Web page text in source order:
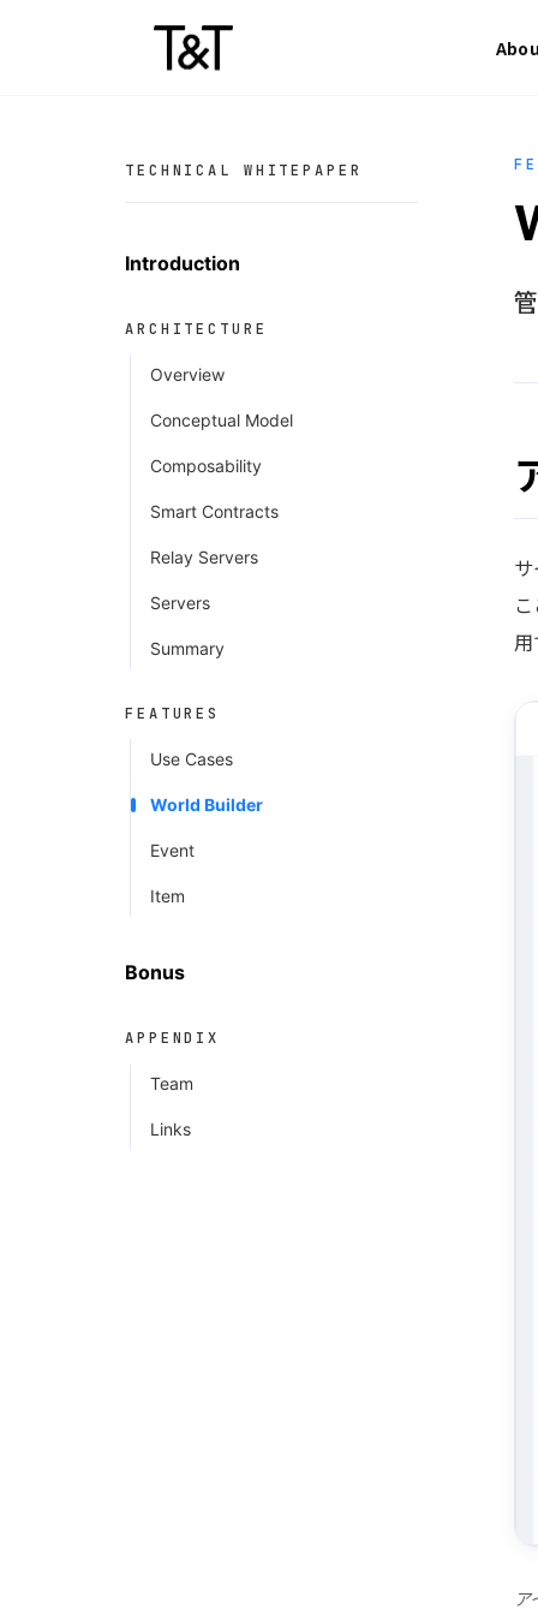
TECHNICAL WHITEPAPER
Introduction
ARCHITECTURE
Overview
Conceptual Model
Composability
Smart Contracts
Relay Servers
Servers
Summary
FEATURES
Use Cases
World Builder
Event
Item
Bonus
APPENDIX
Team
Links
用